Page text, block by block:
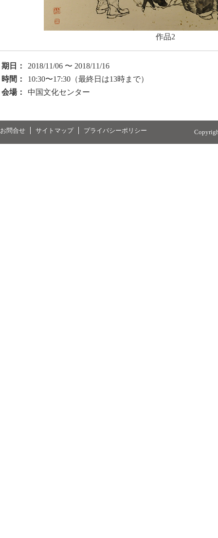
作品2
期日：
2018/11/06 〜 2018/11/16
時間：
10:30〜17:30（最終日は13時まで）
会場：
中国文化センター
お問合せ サイトマップ プライバシーポリシー